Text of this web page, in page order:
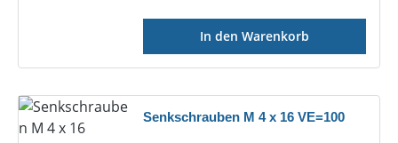
In den Warenkorb
Senkschrauben M 4 x 16 VE=100